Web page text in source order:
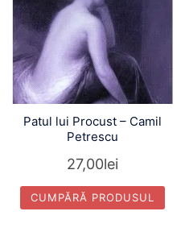
Patul lui Procust – Camil
Petrescu
27,00lei
CUMPĂRĂ PRODUSUL